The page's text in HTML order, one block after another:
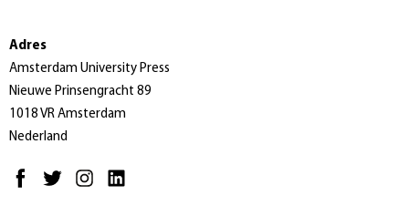
Adres
Amsterdam University Press
Nieuwe Prinsengracht 89
1018 VR Amsterdam
Nederland